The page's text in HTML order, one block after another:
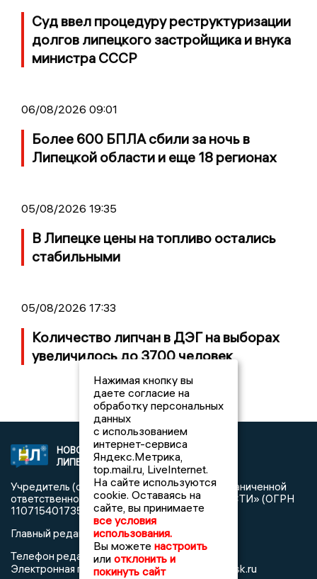
Суд ввел процедуру реструктуризации
долгов липецкого застройщика и внука
министра СССР
06/08/2026 09:01
Более 600 БПЛА сбили за ночь в
Липецкой области и еще 18 регионах
05/08/2026 19:35
В Липецке цены на топливо остались
стабильными
05/08/2026 17:33
Количество липчан в ДЭГ на выборах
увеличилось до 3700 человек
НОВОСТИ
ЛИПЕЦКА
2021 © NEWSLIPETSK.RU | СИ
«Новости Липецка»
Учредитель (соучредители): Общество с ограниченной
ответственностью «РЕГИОНАЛЬНЫЕ НОВОСТИ» (ОГРН
1107154017354)
Главный редактор: Герцог Е.Г.
Телефон редакции: +7 903 699 9427
Электронная почта редакции:info@newslipetsk.ru
Нажимая кнопку вы
даете согласие на
обработку персональных
данных
с использованием
интернет-сервиса
Яндекс.Метрика,
top.mail.ru, LiveInternet.
На сайте используются
cookie. Оставаясь на
сайте, вы принимаете
все условия
использования.
Вы можете настроить
или отклонить и
покинуть сайт